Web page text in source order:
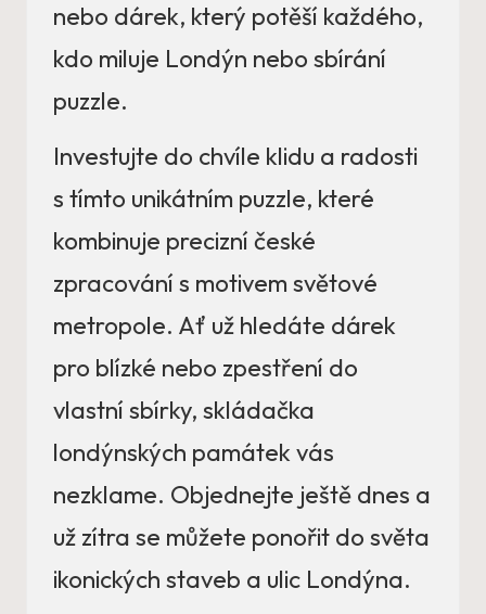
nebo dárek, který potěší každého,
kdo miluje Londýn nebo sbírání
puzzle.
Investujte do chvíle klidu a radosti
s tímto unikátním puzzle, které
kombinuje precizní české
zpracování s motivem světové
metropole. Ať už hledáte dárek
pro blízké nebo zpestření do
vlastní sbírky, skládačka
londýnských památek vás
nezklame. Objednejte ještě dnes a
už zítra se můžete ponořit do světa
ikonických staveb a ulic Londýna.